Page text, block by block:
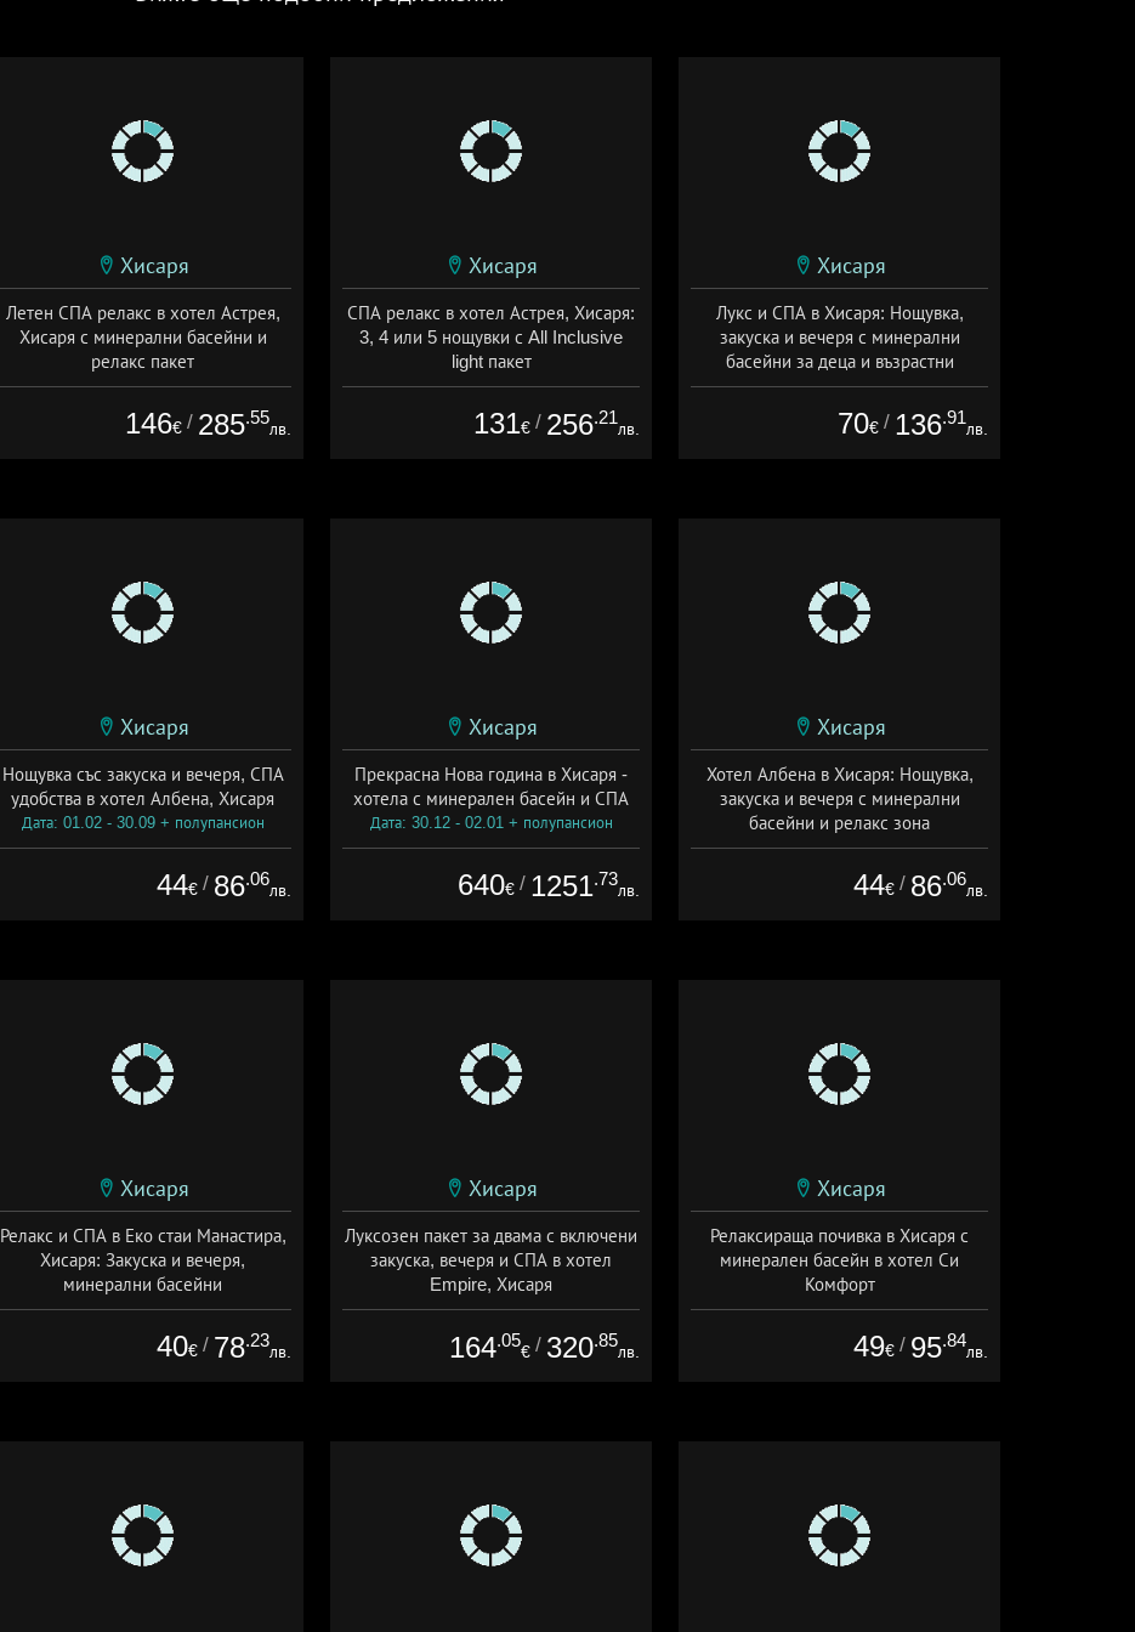
Хисаря
Летен СПА релакс в хотел Астрея,
Хисаря с минерални басейни и
релакс пакет
Дата: 01.07 - 15.09 + all inclusive
146€ / 285.55
лв.
Хисаря
СПА релакс в хотел Астрея, Хисаря:
3, 4 или 5 нощувки с All Inclusive
light пакет
Дата: 16.09 - 22.12 + all inclusive
131€ / 256.21
лв.
Хисаря
Лукс и СПА в Хисаря: Нощувка,
закуска и вечеря с минерални
басейни за деца и възрастни
Дата: 15.06 - 30.09 + полупансион
70€ / 136.91
лв.
Хисаря
Нощувка със закуска и вечеря, СПА
удобства в хотел Албена, Хисаря
Дата: 01.02 - 30.09 + полупансион
44€ / 86.06
лв.
Хисаря
Прекрасна Нова година в Хисаря -
хотела с минерален басейн и СПА
Дата: 30.12 - 02.01 + полупансион
640€ / 1251.73
лв.
Хисаря
Хотел Албена в Хисаря: Нощувка,
закуска и вечеря с минерални
басейни и релакс зона
Дата: 01.04 - 30.09 + полупансион
44€ / 86.06
лв.
Хисаря
Релакс и СПА в Еко стаи Манастира,
Хисаря: Закуска и вечеря,
минерални басейни
Дата: 01.02 - 30.09 + полупансион
40€ / 78.23
лв.
Хисаря
Луксозен пакет за двама с включени
закуска, вечеря и СПА в хотел
Empire, Хисаря
Дата: 31.05 - 01.10 + полупансион
164.05
€ / 320.85
лв.
Хисаря
Релаксираща почивка в Хисаря с
минерален басейн в хотел Си
Комфорт
Дата: 01.06 - 30.09 + закуска
49€ / 95.84
лв.